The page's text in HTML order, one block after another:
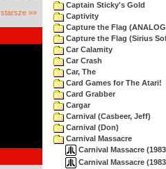
starsze »»
Captain Sticky's Gold
Captivity
Capture the Flag
Capture the Flag (Sirius
Car Calamity
Car Crash
Car, The
Card Games for The Atari!
Card Grabber
Cargar
Carnival (Casbeer, Jeff)
Carnival (Don)
Carnival Massacre
Carnival Massacre
Carnival Massacre